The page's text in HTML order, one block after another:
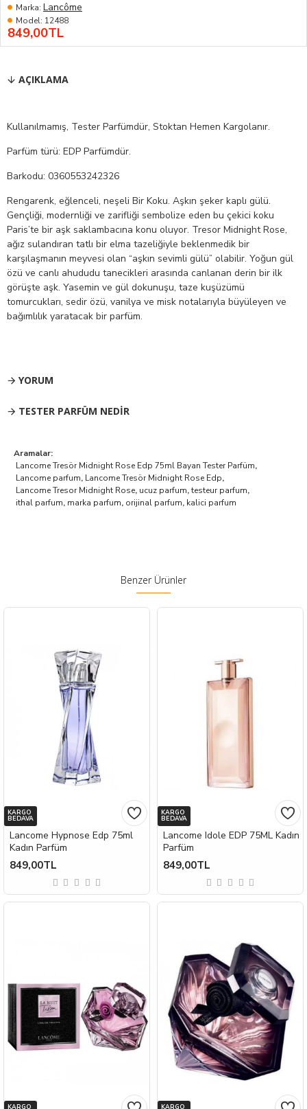
849,00TL
Marka: Lancôme
Model: 12488
AÇIKLAMA
Kullanılmamış, Tester Parfümdür, Stoktan Hemen Kargolanır.
Parfüm türü: EDP Parfümdür.
Barkodu: 0360553242326
Rengarenk, eğlenceli, neşeli Bir Koku. Aşkın şeker kaplı gülü.
Gençliği, modernliği ve zarifliği sembolize eden bu çekici koku
Paris’te bir aşk saklambacına konu oluyor. Tresor Midnight Rose,
ağız sulandıran tatlı bir elma tazeliğiyle beklenmedik bir
karşılaşmanın meyvesi olan “aşkın sevimli gülü” olabilir. Yoğun gül
özü ve canlı ahududu tanecikleri arasında canlanan derin bir ilk
görüşte aşk. Yasemin ve gül dokunuşu, taze kuşüzümü
tomurcukları, sedir özü, vanilya ve misk notalarıyla büyüleyen ve
bağımlılık yaratacak bir parfüm.
YORUM
TESTER PARFÜM NEDIR
Aramalar:
Lancome Tresör Midnight Rose Edp 75ml Bayan Tester Parfüm,
Lancome parfum, Lancome Tresör Midnight Rose Edp,
Lancome Tresor Midnight Rose, ucuz parfum,testeur parfum,
ithal parfum, marka parfum, orijinal parfum, kalici parfum
Benzer Ürünler
KARGO
BEDAVA
Lancome Hypnose Edp 75ml
Kadın Parfüm
849,00TL
KARGO
BEDAVA
Lancome Idole EDP 75ML Kadın
Parfüm
849,00TL
KARGO KARGO